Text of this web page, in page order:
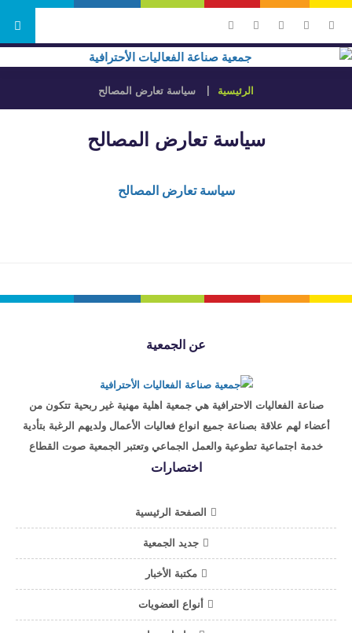
الرئيسية سياسة تعارض المصالح
سياسة تعارض المصالح
سياسة تعارض المصالح
عن الجمعية
صناعة الفعاليات الاحترافية هي جمعية اهلية مهنية غير ربحية تتكون من
أعضاء لهم علاقة بصناعة جميع انواع فعاليات الأعمال ولديهم الرغبة بتأدية
خدمة اجتماعية تطوعية والعمل الجماعي وتعتبر الجمعية صوت القطاع
اختصارات
الصفحة الرئيسية
جديد الجمعية
مكتبة الأخبار
أنواع العضويات